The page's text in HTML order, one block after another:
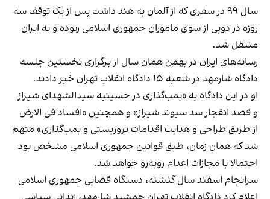
سال ۹۹ در سفری که از آلمان به هند داشت پس از یک توقف سه‌
روزه در دوبی از سوی ماموران جمهوری اسلامی ربوده و به ایران
منتقل شد.
رسانه‌های ایران در بهمن همان سال از برگزاری نخستین جلسه
دادگاه شارمهد در شعبه ۱۵ دادگاه انقلاب تهران خبر دادند.
او در این دادگاه به «بمب‌گذاری در حسینیه سیدالشهدای شیراز
و قصد انفجار سد سیوند شیراز» و همچنین «افساد فی الارض
از طریق طراحی و هدایت اقدامات تروریستی و بمب‌گذاری» متهم
شد که همان زمان، طبق قوانین جمهوری اسلامی مشخص بود
احتمالا با مجازات اعدام روبه‌رو خواهد شد.
سرانجام اسفند سال گذشته، دستگاه قضایی جمهوری اسلامی